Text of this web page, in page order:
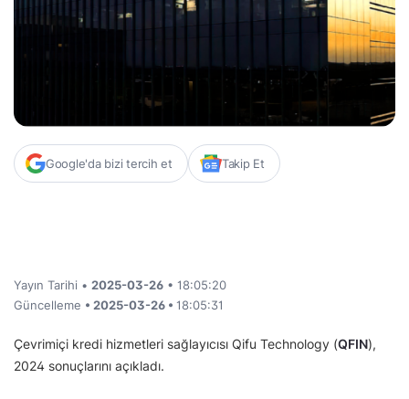
Google'da bizi tercih et Takip Et
Yayın Tarihi • 2025-03-26 • 18:05:20
Güncelleme • 2025-03-26 • 18:05:31
Çevrimiçi kredi hizmetleri sağlayıcısı Qifu Technology (QFIN),
2024 sonuçlarını açıkladı.